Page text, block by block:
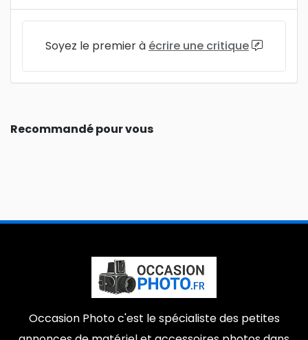
Soyez le premier à écrire une critique
Recommandé pour vous
Occasion Photo c'est le spécialiste des petites